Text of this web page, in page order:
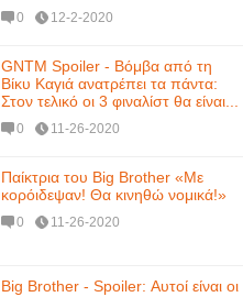
0 12-2-2020
GNTM Spoiler - Βόμβα από τη
Βίκυ Καγιά ανατρέπει τα πάντα:
Στον τελικό οι 3 φιναλίστ θα είναι...
0 11-26-2020
Παίκτρια του Big Brother «Με
κορόιδεψαν! Θα κινηθώ νομικά!»
0 11-26-2020
Big Brother - Spoiler: Αυτοί είναι οι